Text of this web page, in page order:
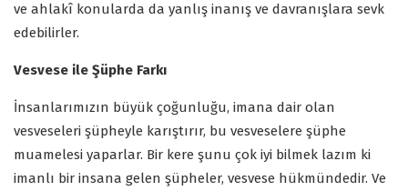
ve ahlakî konularda da yanlış inanış ve davranışlara sevk
edebilirler.
Vesvese ile Şüphe Farkı
İnsanlarımızın büyük çoğunluğu, imana dair olan
vesveseleri şüpheyle karıştırır, bu vesveselere şüphe
muamelesi yaparlar. Bir kere şunu çok iyi bilmek lazım ki
imanlı bir insana gelen şüpheler, vesvese hükmündedir. Ve